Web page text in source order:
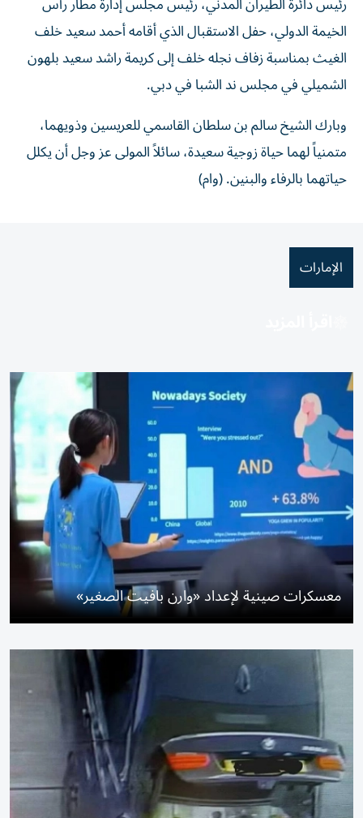
الخيمة الدولي، حفل الاستقبال الذي أقامه أحمد سعيد خلف
الغيث بمناسبة زفاف نجله خلف إلى كريمة راشد سعيد بلهون
الشميلي في مجلس ند الشبا في دبي.
وبارك الشيخ سالم بن سلطان القاسمي للعريسين وذويهما،
متمنياً لهما حياة زوجية سعيدة، سائلاً المولى عز وجل أن يكلل
حياتهما بالرفاء والبنين. (وام)
الإمارات
معسكرات صينية لإعداد «وارن بافيت الصغير»